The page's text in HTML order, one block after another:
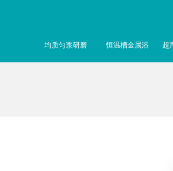
均质匀浆研磨 恒温槽金属浴 超